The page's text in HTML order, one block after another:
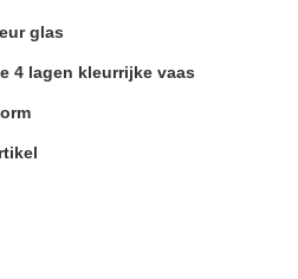
glas
4 lagen kleurrijke vaas